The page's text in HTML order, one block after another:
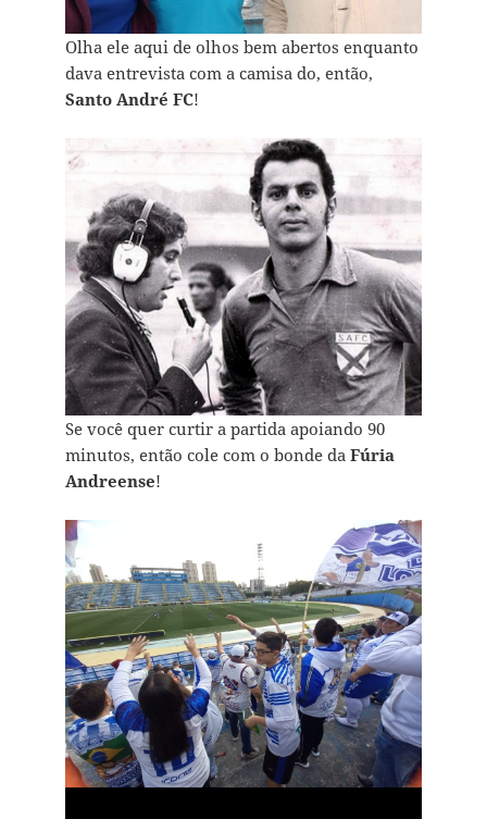
Olha ele aqui de olhos bem abertos enquanto
dava entrevista com a camisa do, então,
Santo André FC!
Se você quer curtir a partida apoiando 90
minutos, então cole com o bonde da Fúria
Andreense!